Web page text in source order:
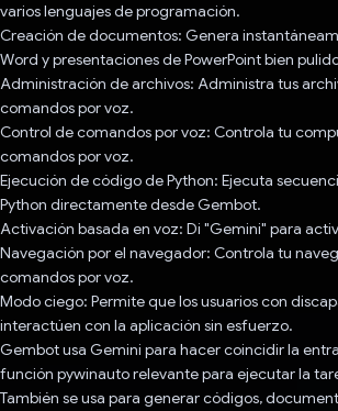
varios lenguajes de programación.
Creación de documentos: Genera
Word y presentaciones de PowerPoint bien
Administración de archivos: Administra tus
comandos por voz.
Control de comandos por voz: Controla tu
comandos por voz.
Ejecución de código de Python: Ejecuta
Python directamente desde Gembot.
Activación basada en voz: Di "Gemini" para
Navegación por el navegador: Controla tu
comandos por voz.
Modo ciego: Permite que los usuarios con
interactúen con la aplicación sin esfuerzo.
Gembot usa Gemini para hacer coincidir la
función pywinauto relevante para ejecutar la
También se usa para generar códigos,